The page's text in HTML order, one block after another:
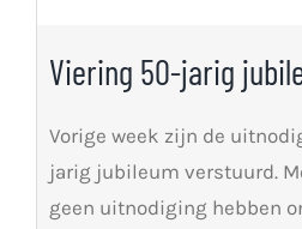
Viering 50-jarig
Vorige week zijn de
jarig jubileum verstuurd.
geen uitnodiging hebben